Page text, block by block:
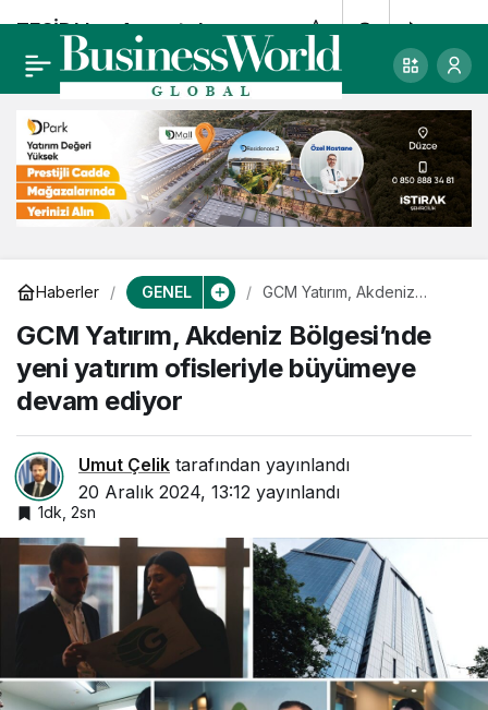
Haberler GENEL
GCM Yatırım, Akdeniz
ofisleriyle büyümeye
devam ediyor
GCM Yatırım, Akdeniz Bölgesi’nde
yeni yatırım ofisleriyle büyümeye
devam ediyor
Umut Çelik tarafından yayınlandı
20 Aralık 2024, 13:12 yayınlandı
1dk, 2sn
TESİD’den Arvento’ya
Yenilikçilik ve
Yaratıcılık ödülü
0 Paylaş